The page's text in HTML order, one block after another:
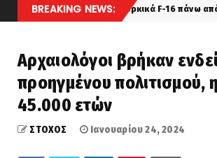
BREAKING NEWS:
τουρκικά F-16 πάνω από το Αιγαίο
Αρχαιολόγοι βρήκαν
προηγμένου πολιτισμού,
45.000 ετών
ΣΤΟΧΟΣ Ιανουαρίου 24, 2024